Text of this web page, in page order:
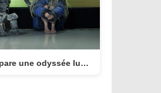
Pragmata : Capcom prépare une odyssée lunaire ambitieuse pour avril 2026